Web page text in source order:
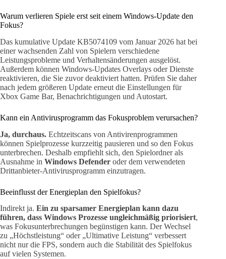
Warum verlieren Spiele erst seit einem Windows-Update den
Fokus?
Das kumulative Update KB5074109 vom Januar 2026 hat bei
einer wachsenden Zahl von Spielern verschiedene
Leistungsprobleme und Verhaltensänderungen ausgelöst.
Außerdem können Windows-Updates Overlays oder Dienste
reaktivieren, die Sie zuvor deaktiviert hatten. Prüfen Sie daher
nach jedem größeren Update erneut die Einstellungen für
Xbox Game Bar, Benachrichtigungen und Autostart.
Kann ein Antivirusprogramm das Fokusproblem verursachen?
Ja, durchaus. Echtzeitscans von Antivirenprogrammen
können Spielprozesse kurzzeitig pausieren und so den Fokus
unterbrechen. Deshalb empfiehlt sich, den Spielordner als
Ausnahme in Windows Defender oder dem verwendeten
Drittanbieter-Antivirusprogramm einzutragen.
Beeinflusst der Energieplan den Spielfokus?
Indirekt ja. Ein zu sparsamer Energieplan kann dazu
führen, dass Windows Prozesse ungleichmäßig priorisiert,
was Fokusunterbrechungen begünstigen kann. Der Wechsel
zu „Höchstleistung“ oder „Ultimative Leistung“ verbessert
nicht nur die FPS, sondern auch die Stabilität des Spielfokus
auf vielen Systemen.